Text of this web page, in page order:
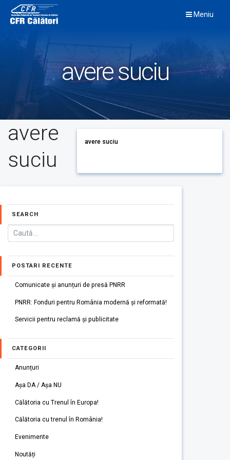
content
Meniu
avere suciu
avere
suciu
avere suciu
SEARCH
POSTARI RECENTE
Comunicate și anunțuri de presă PNRR
PNRR: Fonduri pentru România modernă și reformată!
Servicii pentru reclamă și publicitate
CATEGORII
Anunțuri
Așa DA / Așa NU
Călătoria cu Trenul în Europa!
Călătoria cu trenul în România!
Evenimente
Noutăți